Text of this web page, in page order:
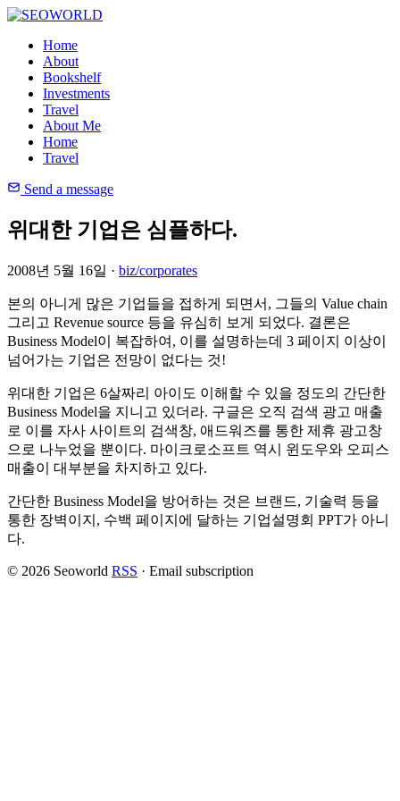
Home
About
Bookshelf
Investments
Travel
About Me
Home
Travel
Send a message
위대한 기업은 심플하다.
2008년 5월 16일 · biz/corporates
본의 아니게 많은 기업들을 접하게 되면서, 그들의 Value chain
그리고 Revenue source 등을 유심히 보게 되었다. 결론은
Business Model이 복잡하여, 이를 설명하는데 3 페이지 이상이
넘어가는 기업은 전망이 없다는 것!
위대한 기업은 6살짜리 아이도 이해할 수 있을 정도의 간단한
Business Model을 지니고 있더라. 구글은 오직 검색 광고 매출
로 이를 자사 사이트의 검색창, 애드워즈를 통한 제휴 광고창
으로 나누었을 뿐이다. 마이크로소프트 역시 윈도우와 오피스
매출이 대부분을 차지하고 있다.
간단한 Business Model을 방어하는 것은 브랜드, 기술력 등을
통한 장벽이지, 수백 페이지에 달하는 기업설명회 PPT가 아니
다.
© 2026 Seoworld RSS · Email subscription